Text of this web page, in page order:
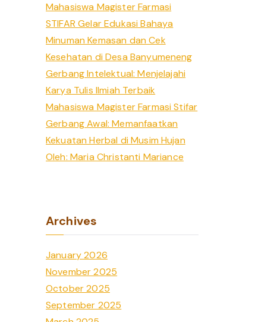
Mahasiswa Magister Farmasi
STIFAR Gelar Edukasi Bahaya
Minuman Kemasan dan Cek
Kesehatan di Desa Banyumeneng
Gerbang Intelektual: Menjelajahi
Karya Tulis Ilmiah Terbaik
Mahasiswa Magister Farmasi Stifar
Gerbang Awal: Memanfaatkan
Kekuatan Herbal di Musim Hujan
Oleh: Maria Christanti Mariance
Archives
January 2026
November 2025
October 2025
September 2025